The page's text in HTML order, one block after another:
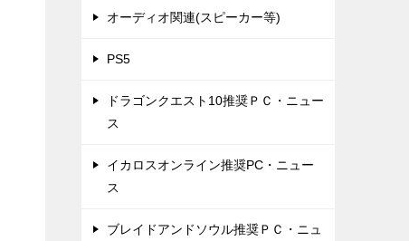
オーディオ関連(スピーカー等)
PS5
ドラゴンクエスト10推奨ＰＣ・ニュー
ス
イカロスオンライン推奨PC・ニュー
ス
ブレイドアンドソウル推奨ＰＣ・ニュ